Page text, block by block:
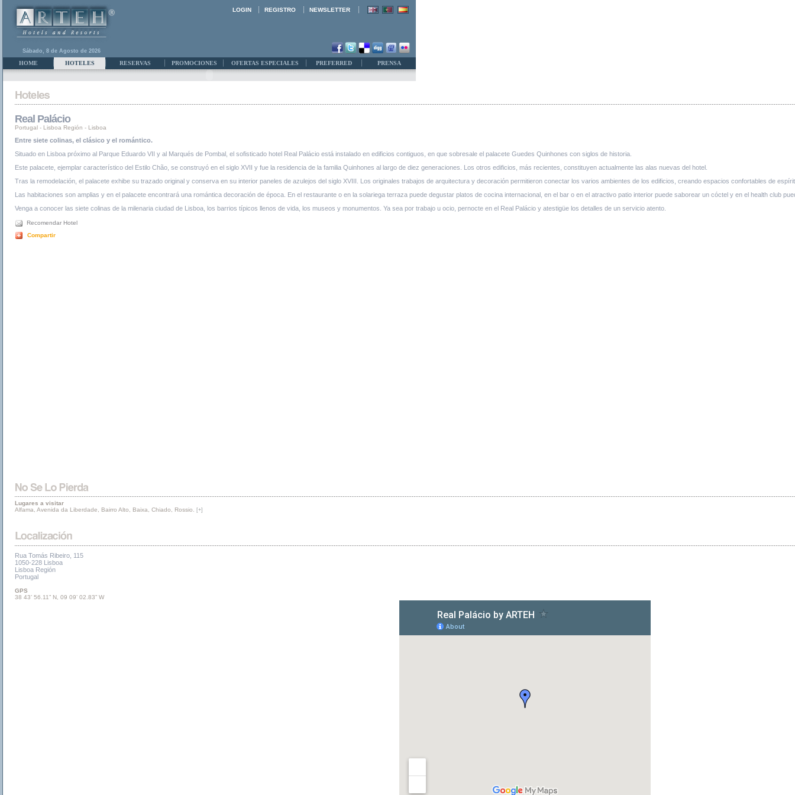
Sábado, 8 de Agosto de 2026
LOGIN REGISTRO NEWSLETTER
HOME HOTELES RESERVAS PROMOCIONES OFERTAS ESPECIALES PREFERRED PRENSA
Real Palácio
Portugal - Lisboa Región - Lisboa
Entre siete colinas, el clásico y el romántico.
Situado en Lisboa próximo al Parque Eduardo VII y al Marqués de Pombal, el sofisticado hotel Real Palácio está instalado en edificios contiguos, en que sobresale el palacete Guedes Quinhones con siglos de historia.
Este palacete, ejemplar característico del Estilo Chão, se construyó en el siglo XVII y fue la residencia de la familia Quinhones al largo de diez generaciones. Los otros edificios, más recientes, constituyen actualmente las alas nuevas del hotel.
Tras la remodelación, el palacete exhibe su trazado original y conserva en su interior paneles de azulejos del siglo XVIII. Los originales trabajos de arquitectura y decoración permitieron conectar los varios ambientes de los edificios, creando espacios confortables de
Las habitaciones son amplias y en el palacete encontrará una romántica decoración de época. En el restaurante o en la solariega terraza puede degustar platos de cocina internacional, en el bar o en el atractivo patio interior puede saborear un cóctel y en el health club
Venga a conocer las siete colinas de la milenaria ciudad de Lisboa, los barrios típicos llenos de vida, los museos y monumentos. Ya sea por trabajo u ocio, pernocte en el Real Palácio y atestigüe los detalles de un servicio atento.
Recomendar Hotel
Compartir
Lugares a visitar
Alfama, Avenida da Liberdade, Bairro Alto, Baixa, Chiado, Rossio.
[+]
Rua Tomás Ribeiro, 115
1050-228 Lisboa
Lisboa Región
Portugal
GPS
38 43’ 56.11” N, 09 09’ 02.83” W